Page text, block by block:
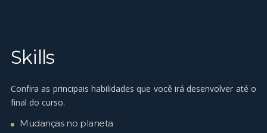
Skills
Confira as principais habilidades que você irá desenvolver até o
final do curso.
Mudanças no planeta